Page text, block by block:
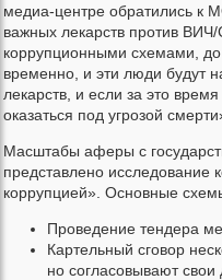
медиа-центре обратились к
важных лекарств против
коррупционными схемами,
временно, и эти люди будут
лекарств, и если за это
оказаться под угрозой
Масштабы аферы с
представлено
коррупцией». Основные
Проведение тендера
Картельный сговор
но согласовывают свои